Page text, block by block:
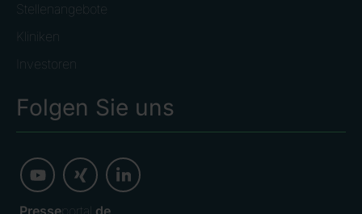
Stellenangebote
Kliniken
Investoren
Folgen Sie uns